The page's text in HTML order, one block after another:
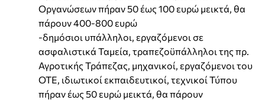
Οργανώσεων πήραν 50 έως 100 ευρώ μεικτά, θα
πάρουν 400-800 ευρώ
-δημόσιοι υπάλληλοι, εργαζόμενοι σε
ασφαλιστικά Ταμεία, τραπεζοϋπάλληλοι της πρ.
Αγροτικής Τράπεζας, μηχανικοί, εργαζόμενοι του
ΟΤΕ, ιδιωτικοί εκπαιδευτικοί, τεχνικοί Τύπου
πήραν έως 50 ευρώ μεικτά, θα πάρουν